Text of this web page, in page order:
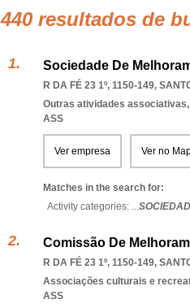
440 resultados de
Sociedade De
R DA FÉ 23 1º, 1150-149,
Outras atividades associativas,
ASS
Ver empresa Ver no
Matches in the search for:
Activity categories: ...
Comissão De
R DA FÉ 23 1º, 1150-149,
Associações culturais e
ASS